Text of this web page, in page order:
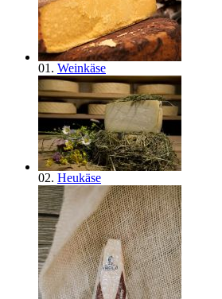
01. Weinkäse
02. Heukäse